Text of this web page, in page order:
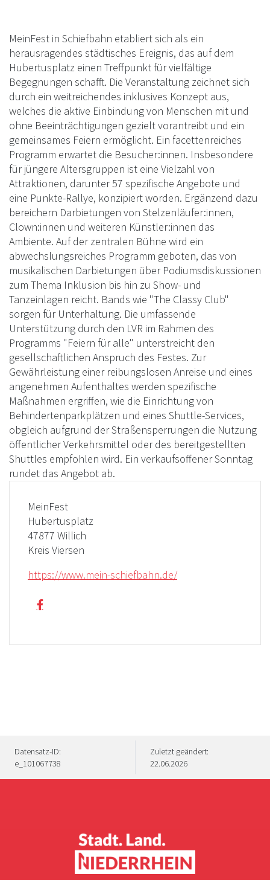
MeinFest in Schiefbahn etabliert sich als ein
herausragendes städtisches Ereignis, das auf dem
Hubertusplatz einen Treffpunkt für vielfältige
Begegnungen schafft. Die Veranstaltung zeichnet sich
durch ein weitreichendes inklusives Konzept aus,
welches die aktive Einbindung von Menschen mit und
ohne Beeinträchtigungen gezielt vorantreibt und ein
gemeinsames Feiern ermöglicht. Ein facettenreiches
Programm erwartet die Besucher:innen. Insbesondere
für jüngere Altersgruppen ist eine Vielzahl von
Attraktionen, darunter 57 spezifische Angebote und
eine Punkte-Rallye, konzipiert worden. Ergänzend dazu
bereichern Darbietungen von Stelzenläufer:innen,
Clown:innen und weiteren Künstler:innen das
Ambiente. Auf der zentralen Bühne wird ein
abwechslungsreiches Programm geboten, das von
musikalischen Darbietungen über Podiumsdiskussionen
zum Thema Inklusion bis hin zu Show- und
Tanzeinlagen reicht. Bands wie "The Classy Club"
sorgen für Unterhaltung. Die umfassende
Unterstützung durch den LVR im Rahmen des
Programms "Feiern für alle" unterstreicht den
gesellschaftlichen Anspruch des Festes. Zur
Gewährleistung einer reibungslosen Anreise und eines
angenehmen Aufenthaltes werden spezifische
Maßnahmen ergriffen, wie die Einrichtung von
Behindertenparkplätzen und eines Shuttle-Services,
obgleich aufgrund der Straßensperrungen die Nutzung
öffentlicher Verkehrsmittel oder des bereitgestellten
Shuttles empfohlen wird. Ein verkaufsoffener Sonntag
rundet das Angebot ab.
MeinFest
Hubertusplatz
47877 Willich
Kreis Viersen
https://www.mein-schiefbahn.de/
Datensatz-ID:
e_101067738
Zuletzt geändert:
22.06.2026